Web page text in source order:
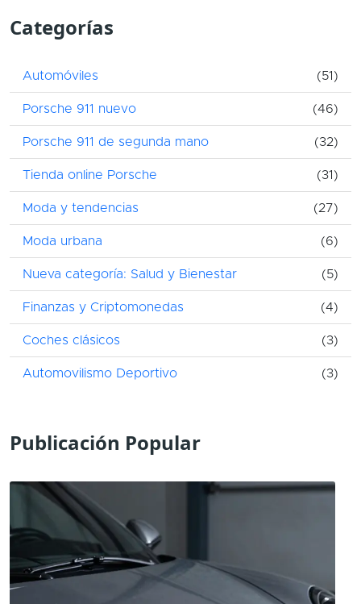
Categorías
Automóviles (51)
Porsche 911 nuevo (46)
Porsche 911 de segunda mano (32)
Tienda online Porsche (31)
Moda y tendencias (27)
Moda urbana (6)
Nueva categoría: Salud y Bienestar (5)
Finanzas y Criptomonedas (4)
Coches clásicos (3)
Automovilismo Deportivo (3)
Publicación Popular